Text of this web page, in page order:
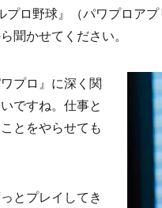
ロ野球』（パワプロア
聞かせてください。
プロ』に深く関
ですね。仕事と
とをやらせても
とプレイしてき